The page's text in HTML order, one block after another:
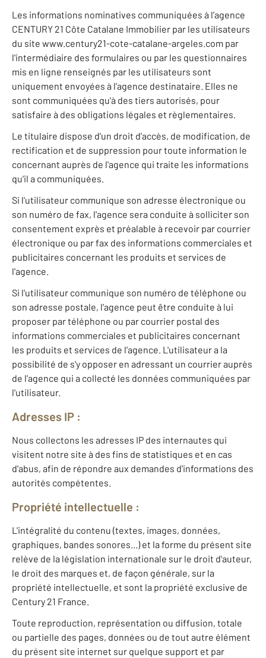
Les informations nominatives communiquées à l’agence
CENTURY 21 Côte Catalane Immobilier par les utilisateurs
du site www.century21-cote-catalane-argeles.com par
l'intermédiaire des formulaires ou par les questionnaires
mis en ligne renseignés par les utilisateurs sont
uniquement envoyées à l’agence destinataire. Elles ne
sont communiquées qu'à des tiers autorisés, pour
satisfaire à des obligations légales et règlementaires.
Le titulaire dispose d'un droit d'accès, de modification, de
rectification et de suppression pour toute information le
concernant auprès de l'agence qui traite les informations
qu'il a communiquées.
Si l'utilisateur communique son adresse électronique ou
son numéro de fax, l'agence sera conduite à solliciter son
consentement exprès et préalable à recevoir par courrier
électronique ou par fax des informations commerciales et
publicitaires concernant les produits et services de
l'agence.
Si l'utilisateur communique son numéro de téléphone ou
son adresse postale, l'agence peut être conduite à lui
proposer par téléphone ou par courrier postal des
informations commerciales et publicitaires concernant
les produits et services de l'agence. L'utilisateur a la
possibilité de s'y opposer en adressant un courrier auprès
de l'agence qui a collecté les données communiquées par
l'utilisateur.
Adresses IP :
Nous collectons les adresses IP des internautes qui
visitent notre site à des fins de statistiques et en cas
d'abus, afin de répondre aux demandes d'informations des
autorités compétentes.
Propriété intellectuelle :
L'intégralité du contenu (textes, images, données,
graphiques, bandes sonores...) et la forme du présent site
relève de la législation internationale sur le droit d'auteur,
le droit des marques et, de façon générale, sur la
propriété intellectuelle, et sont la propriété exclusive de
Century 21 France.
Toute reproduction, représentation ou diffusion, totale
ou partielle des pages, données ou de tout autre élément
du présent site internet sur quelque support et par